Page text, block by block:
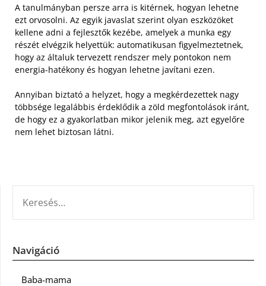
A tanulmányban persze arra is kitérnek, hogyan lehetne
ezt orvosolni. Az egyik javaslat szerint olyan eszközöket
kellene adni a fejlesztők kezébe, amelyek a munka egy
részét elvégzik helyettük: automatikusan figyelmeztetnek,
hogy az általuk tervezett rendszer mely pontokon nem
energia-hatékony és hogyan lehetne javítani ezen.
Annyiban biztató a helyzet, hogy a megkérdezettek nagy
többsége legalábbis érdeklődik a zöld megfontolások iránt,
de hogy ez a gyakorlatban mikor jelenik meg, azt egyelőre
nem lehet biztosan látni.
Navigáció
Baba-mama